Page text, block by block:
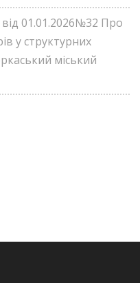
01.01.2026№32 Про
у структурних
міський